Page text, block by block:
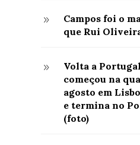
9
Campos foi o
que Rui
9
Volta a
começou na
agosto em
e termina no
(foto)